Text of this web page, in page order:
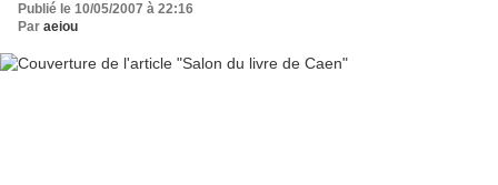
Publié le 10/05/2007 à 22:16
Par aeiou